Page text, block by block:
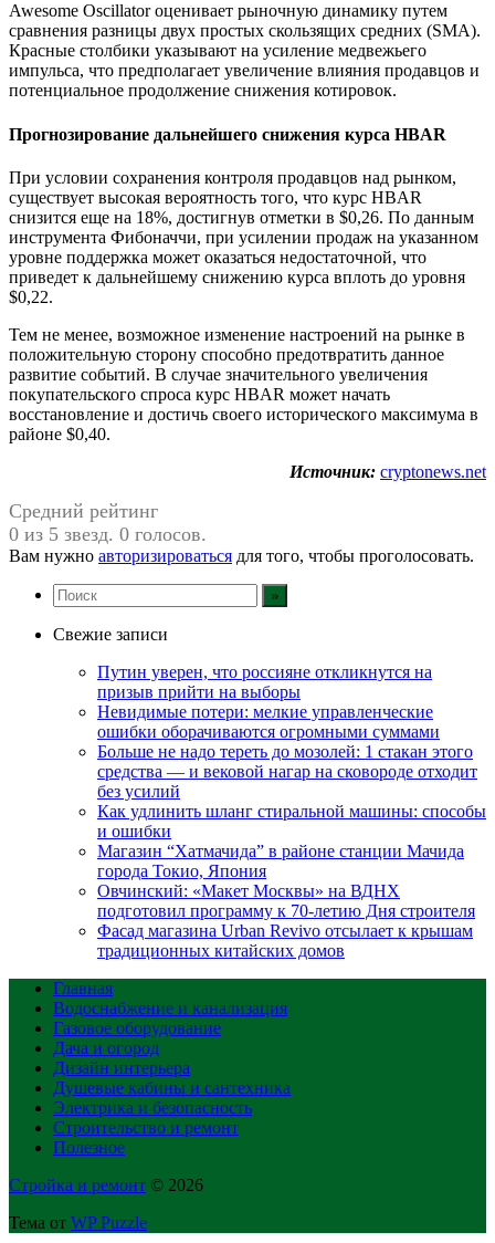
Awesome Oscillator оценивает рыночную динамику путем
сравнения разницы двух простых скользящих средних (SMA).
Красные столбики указывают на усиление медвежьего
импульса, что предполагает увеличение влияния продавцов и
потенциальное продолжение снижения котировок.
Прогнозирование дальнейшего снижения курса HBAR
При условии сохранения контроля продавцов над рынком,
существует высокая вероятность того, что курс HBAR
снизится еще на 18%, достигнув отметки в $0,26. По данным
инструмента Фибоначчи, при усилении продаж на указанном
уровне поддержка может оказаться недостаточной, что
приведет к дальнейшему снижению курса вплоть до уровня
$0,22.
Тем не менее, возможное изменение настроений на рынке в
положительную сторону способно предотвратить данное
развитие событий. В случае значительного увеличения
покупательского спроса курс HBAR может начать
восстановление и достичь своего исторического максимума в
районе $0,40.
Источник: cryptonews.net
Средний рейтинг
0 из 5 звезд. 0 голосов.
Вам нужно авторизироваться для того, чтобы проголосовать.
Свежие записи
Путин уверен, что россияне откликнутся на
призыв прийти на выборы
Невидимые потери: мелкие управленческие
ошибки оборачиваются огромными суммами
Больше не надо тереть до мозолей: 1 стакан этого
средства — и вековой нагар на сковороде отходит
без усилий
Как удлинить шланг стиральной машины: способы
и ошибки
Магазин “Хатмачида” в районе станции Мачида
города Токио, Япония
Овчинский: «Макет Москвы» на ВДНХ
подготовил программу к 70-летию Дня строителя
Фасад магазина Urban Revivo отсылает к крышам
традиционных китайских домов
Главная
Водоснабжение и канализация
Газовое оборудование
Дача и огород
Дизайн интерьера
Душевые кабины и сантехника
Электрика и безопасность
Строительство и ремонт
Полезное
Стройка и ремонт © 2026
Тема от WP Puzzle